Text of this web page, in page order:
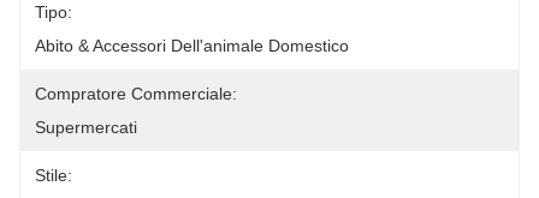
Tipo:
Abito & Accessori Dell'animale Domestico
Compratore Commerciale:
Supermercati
Stile: